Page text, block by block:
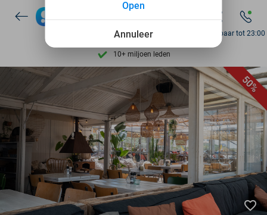
7 dagen per week beschikbaar
10+ miljoen leden
9,4 op basis van
Ontdek 15.000+ deals
7 dagen per week beschikbaar
10+ miljoen leden
Bereikbaar tot 23:00
50%
favorite_border
Annuleer
Open